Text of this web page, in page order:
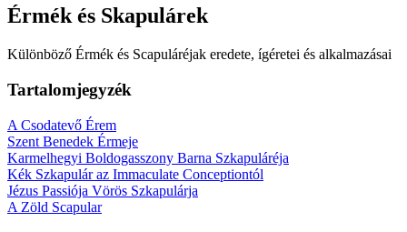
Érmék és Skapulárek
Különböző Érmék és Scapuláréjak eredete, ígéretei és alkalmazásai
Tartalomjegyzék
A Csodatevő Érem
Szent Benedek Érmeje
Karmelhegyi Boldogasszony Barna Szkapuláréja
Kék Szkapulár az Immaculate Conceptiontól
Jézus Passiója Vörös Szkapulárja
A Zöld Scapular